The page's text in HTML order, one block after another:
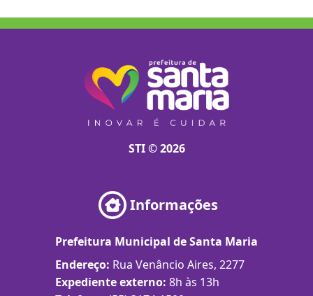
STI © 2026
Informações
Prefeitura Municipal de Santa Maria
Endereço: Rua Venâncio Aires, 2277
Expediente externo: 8h às 13h